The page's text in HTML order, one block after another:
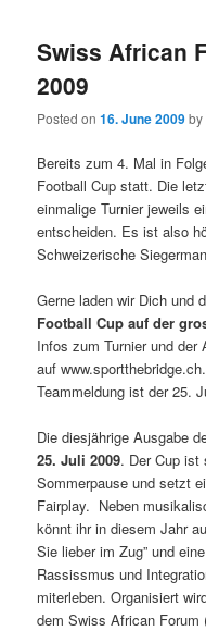
Swiss African
2009
Posted on16. June 2009by
Bereits zum 4. Mal in
Football Cup statt. Die
einmalige Turnier jeweils
entscheiden. Es ist also
Schweizerische
Gerne laden wir Dich und
Football Cup auf der
Infos zum Turnier und der
auf
Teammeldung ist der 25.
Die diesjährige Ausgabe
25. Juli 2009. Der Cup ist
Sommerpause und setzt
Fairplay. Neben
könnt ihr in diesem Jahr
Sie lieber im Zug” und
Rassissmus und
miterleben. Organisiert
dem Swiss African Forum